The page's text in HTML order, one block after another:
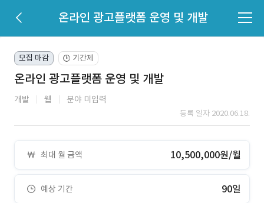
온라인 광고플랫폼 운영 및 개발
모집 마감 🕒 기간제
온라인 광고플랫폼 운영 및 개발
개발 웹 분야 미입력
등록 일자 2020.06.18.
최대 월 금액 10,500,000원/월
예상 기간 90일